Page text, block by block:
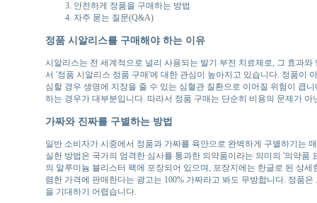
안전하게 정품을 구매하는 방법
자주 묻는 질문(Q&A)
정품 시알리스를 구매해야 하는 이유
시알리스는 전 세계적으로 널리 사용되는 발기 부전 치료제로, 그 효과
서 '정품 시알리스 정품 구매'에 대한 관심이 높아지고 있습니다. 정품이
심할 경우 생명에 지장을 줄 수 있는 심혈관 질환으로 이어질 위험이 큽
하는 경우가 대부분입니다. 따라서 정품 구매는 단순히 비용의 문제가
가짜와 진짜를 구별하는 방법
일반 소비자가 시중에서 정품과 가짜를 육안으로 완벽하게 구별하기는
실한 방법은 국가의 엄격한 심사를 통과한 의약품이라는 의미의 '의약
의 알루미늄 블리스터 팩에 포장되어 있으며, 포장지에는 한글로 된 상
렴한 가격에 판매한다는 광고는 100% 가짜라고 봐도 무방합니다. 정품
을 기대하기 어렵습니다.